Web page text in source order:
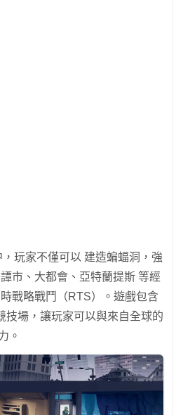
玩家不僅可以 建造蝙蝠洞，強
市、大都會、亞特蘭提斯 等經
戰略戰鬥（RTS）。遊戲包含
技場，讓玩家可以與來自全球的
。